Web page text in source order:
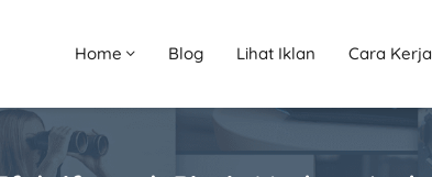
Home Blog Lihat Iklan Cara Kerja